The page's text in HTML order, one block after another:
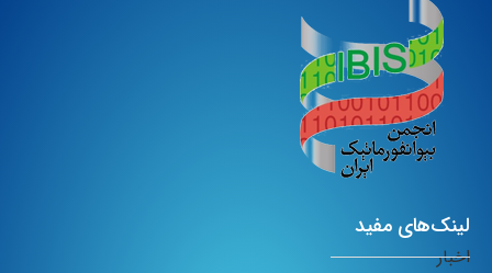
لینک‌های مفید
اخبار